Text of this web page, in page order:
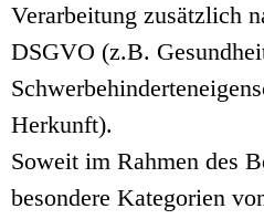
Verarbeitung zusätzlich
DSGVO (z.B.
Herkunft).
Soweit im Rahmen des
besondere Kategorien